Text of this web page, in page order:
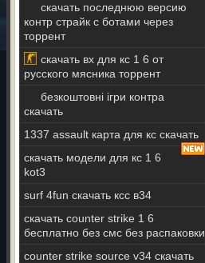
скачать последнюю версию
контр страйк с ботами через
торрент
скачать вх для кс 1 6 от
русского мясника торрент
безкоштовні ігри контра
скачать
1337 assault карта для кс скачать
скачать модели для кс 1 6
kot3
surf 4fun скачать ксс в34
скачать counter strike 1 6
бесплатно без смс без распаковки
counter strike source v34 скачать